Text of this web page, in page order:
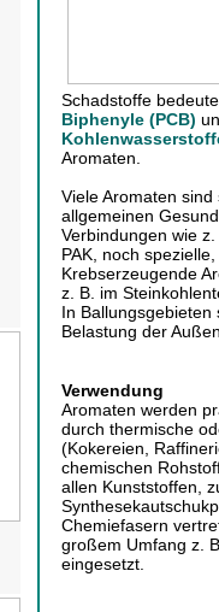
Schadstoffe
Biphenyle (PCB)
Aromaten.
Viele Aromaten
allgemeinen
Verbindungen wie
PAK, noch
Krebserzeugende
z. B. im
In
Belastung der
Verwendung
Aromaten werden
durch thermische
(Kokereien,
chemischen
allen Kunststoffen,
Chemiefasern
großem Umfang z.
eingesetzt.